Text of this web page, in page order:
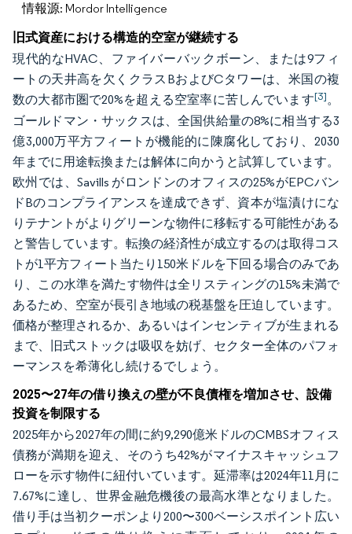
情報源: Mordor Intelligence
旧式資産における構造的空室が継続する
現代的なHVAC、ファイバーバックボーン、または9フィ
ートの天井高を欠くクラスBおよびCタワーは、米国の複
数の大都市圏で20%を超える空室率に苦しんでいます[3]。
ゴールドマン・サックスは、全国供給量の8%に相当する3
億3,000万平方フィートが機能的に陳腐化しており、2030
年までに用途転換または解体に向かうと試算しています。
欧州では、Savills がロンドンのオフィスの25%がEPCバン
ドBのコンプライアンスを達成できず、資本が塩漬けにな
りテナントがよりグリーンな物件に移転する可能性がある
と警告しています。転換の経済性が成立するのは取得コス
トが1平方フィート当たり150米ドルを下回る場合のみであ
り、この水準を満たす物件は全リスティングの15%未満で
あるため、空室が長引き地域の税基盤を圧迫しています。
価格が整理されるか、あるいはインセンティブが生まれる
まで、旧式ストックは吸収を妨げ、セクター全体のパフォ
ーマンスを希薄化し続けるでしょう。
2025〜27年の借り換えの壁が不良債権を増加させ、設備
投資を制限する
2025年から2027年の間に約9,290億米ドルのCMBSオフィス
債務が満期を迎え、そのうち42%がマイナスキャッシュフ
ローを示す物件に紐付いています。延滞率は2024年11月に
7.67%に達し、世界金融危機後の最高水準となりました。
借り手は当初クーポンより200〜300ベーシスポイント広い